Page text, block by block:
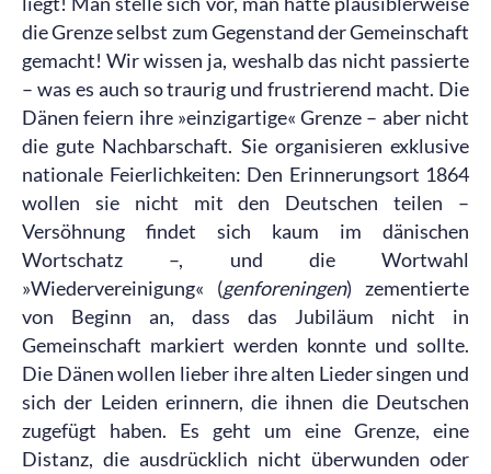
die Grenze selbst zum Gegenstand der Gemeinschaft
gemacht! Wir wissen ja, weshalb das nicht passierte
– was es auch so traurig und frustrierend macht. Die
Dänen feiern ihre »einzigartige« Grenze – aber nicht
die gute Nachbarschaft. Sie organisieren exklusive
nationale Feierlichkeiten: Den Erinnerungsort 1864
wollen sie nicht mit den Deutschen teilen –
Versöhnung findet sich kaum im dänischen
Wortschatz –, und die Wortwahl
»Wiedervereinigung« (genforeningen) zementierte
von Beginn an, dass das Jubiläum nicht in
Gemeinschaft markiert werden konnte und sollte.
Die Dänen wollen lieber ihre alten Lieder singen und
sich der Leiden erinnern, die ihnen die Deutschen
zugefügt haben. Es geht um eine Grenze, eine
Distanz, die ausdrücklich nicht überwunden oder